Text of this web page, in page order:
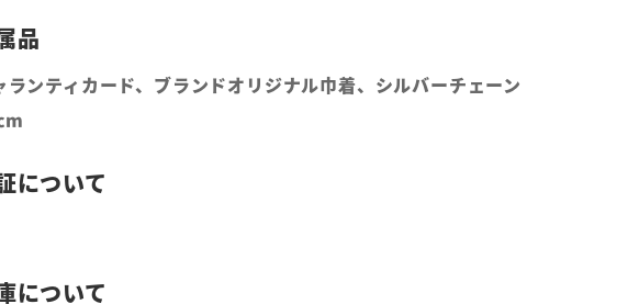
ランティカード、ブランドオリジナル巾着、シルバーチェーン